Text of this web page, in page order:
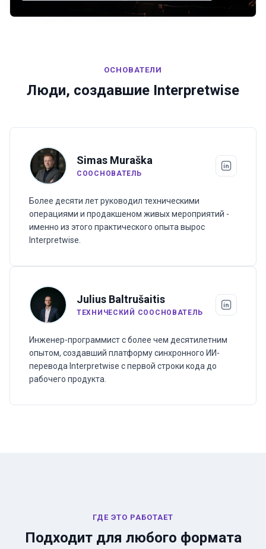
ОСНОВАТЕЛИ
Люди, создавшие Interpretwise
Simas Muraška
СООСНОВАТЕЛЬ
Более десяти лет руководил техническими
операциями и продакшеном живых мероприятий -
именно из этого практического опыта вырос
Interpretwise.
Julius Baltrušaitis
ТЕХНИЧЕСКИЙ СООСНОВАТЕЛЬ
Инженер-программист с более чем десятилетним
опытом, создавший платформу синхронного ИИ-
перевода Interpretwise с первой строки кода до
рабочего продукта.
ГДЕ ЭТО РАБОТАЕТ
Подходит для любого формата